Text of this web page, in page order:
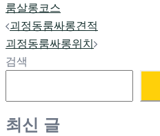
룸살롱코스
Post
navigation
괴정동룸싸롱견적
괴정동룸싸롱위치
검색
최신 글